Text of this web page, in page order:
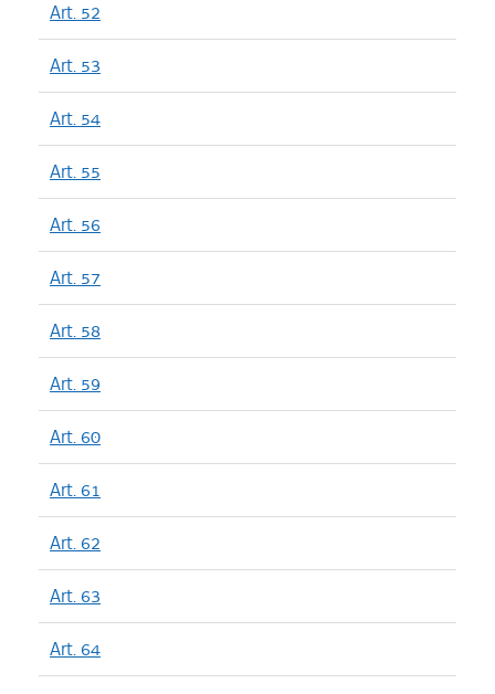
Art. 52
Art. 53
Art. 54
Art. 55
Art. 56
Art. 57
Art. 58
Art. 59
Art. 60
Art. 61
Art. 62
Art. 63
Art. 64